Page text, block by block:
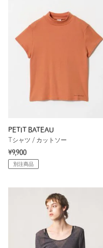
PETIT BATEAU
Tシャツ / カットソー
¥9,900
別注商品